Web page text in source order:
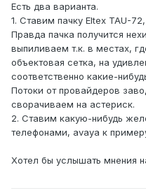
Есть два варианта.
1. Ставим пачку Eltex TAU-
Правда пачка получится
выпиливаем т.к. в местах,
объектовая сетка, на
соответственно какие-
Потоки от провайдеров
сворачиваем на астериск.
2. Ставим какую-нибудь
телефонами, avaya к
Хотел бы услышать мнения